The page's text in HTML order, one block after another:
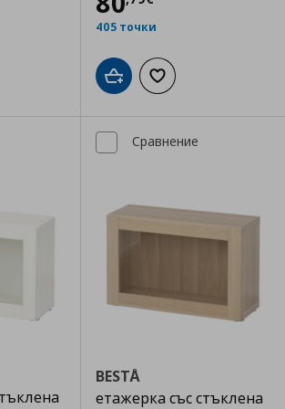
списъка с любими
405 точки
Добави в кошницата
Добави към
Сравнение
BESTÅ
етажерка със стъклена